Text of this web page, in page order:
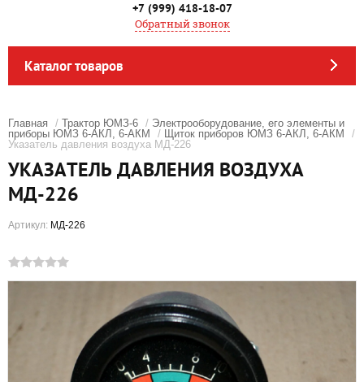
+7 (999) 418-18-07
Обратный звонок
Каталог товаров
Главная / Трактор ЮМЗ-6 / Электрооборудование, его элементы и
приборы ЮМЗ 6-АКЛ, 6-АКМ
/ Щиток приборов ЮМЗ 6-АКЛ, 6-АКМ
/
Указатель давления воздуха МД-226
УКАЗАТЕЛЬ ДАВЛЕНИЯ ВОЗДУХА
МД-226
Артикул: МД-226